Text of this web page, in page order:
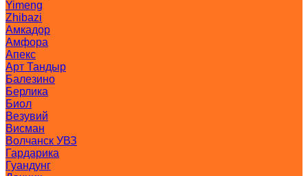
Yimeng
Zhibazi
Амкадор
Амфора
Апекс
Арт Тандыр
Балезино
Берлика
Биол
Везувий
Висман
Волчанск УВЗ
Гардарика
Гуандунг